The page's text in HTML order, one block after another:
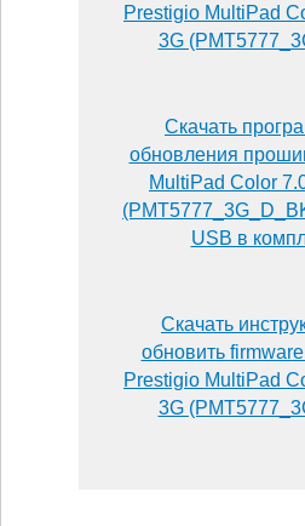
Prestigio MultiPad
3G
Скачать
обновления
MultiPad Color
USB в
Скачать
обновить
Prestigio MultiPad
3G